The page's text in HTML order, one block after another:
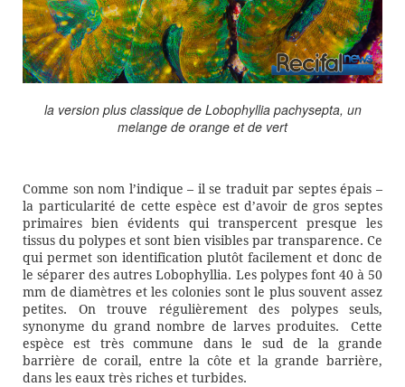
la version plus classique de Lobophyllia pachysepta, un
melange de orange et de vert
Comme son nom l’indique – il se traduit par septes épais –
la particularité de cette espèce est d’avoir de gros septes
primaires bien évidents qui transpercent presque les
tissus du polypes et sont bien visibles par transparence. Ce
qui permet son identification plutôt facilement et donc de
le séparer des autres Lobophyllia. Les polypes font 40 à 50
mm de diamètres et les colonies sont le plus souvent assez
petites. On trouve régulièrement des polypes seuls,
synonyme du grand nombre de larves produites. Cette
espèce est très commune dans le sud de la grande
barrière de corail, entre la côte et la grande barrière,
dans les eaux très riches et turbides.